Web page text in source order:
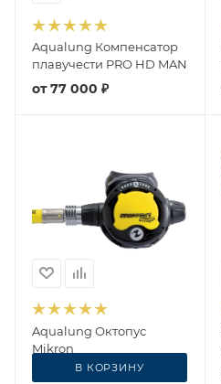
Aqualung Компенсатор
плавучести PRO HD MAN
от77 000 ₽
Aqualung Октопус
Mikron
₽
В КОРЗИНУ